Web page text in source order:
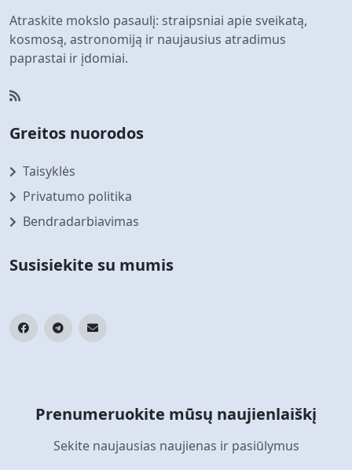
Atraskite mokslo pasaulį: straipsniai apie sveikatą,
kosmosą, astronomiją ir naujausius atradimus
paprastai ir įdomiai.
Greitos nuorodos
Taisyklės
Privatumo politika
Bendradarbiavimas
Susisiekite su mumis
Prenumeruokite mūsų naujienlaiškį
Sekite naujausias naujienas ir pasiūlymus